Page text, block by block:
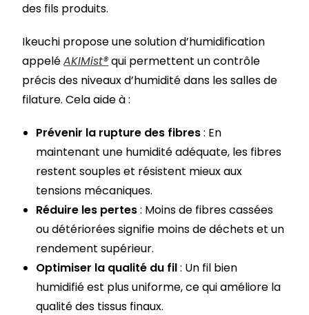
des fils produits.
Ikeuchi propose une solution d’humidification
appeléAKIMist®qui permettent un contrôle
précis des niveaux d’humidité dans les salles de
filature. Cela aide à :
Prévenir la rupture des fibres: En
maintenant une humidité adéquate, les fibres
restent souples et résistent mieux aux
tensions mécaniques.
Réduire les pertes: Moins de fibres cassées
ou détériorées signifie moins de déchets et un
rendement supérieur.
Optimiser la qualité du fil: Un fil bien
humidifié est plus uniforme, ce qui améliore la
qualité des tissus finaux.